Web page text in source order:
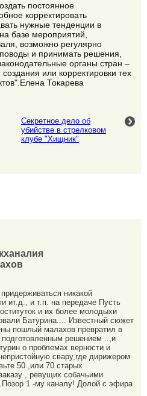
постоянное
корректировать
нужные тенденции в
базе мероприятий,
возможно регулярно
и принимать решения,
органы стран –
или корректировки тех
Токарева
Секретное дело об
убийстве в стрелковом
клубе "Хищник"
никакой
ит.д., и т.п. на передаче Пусть
и их более молодыхи
Батурина.... Известный сюжет
пошлый малахов превратил в
решением ..,и
о проблемах верности и
свару,где дирижером
50 ,или 70 старых
, ревущих собачьими
1 -му каналу! Долой с эфира